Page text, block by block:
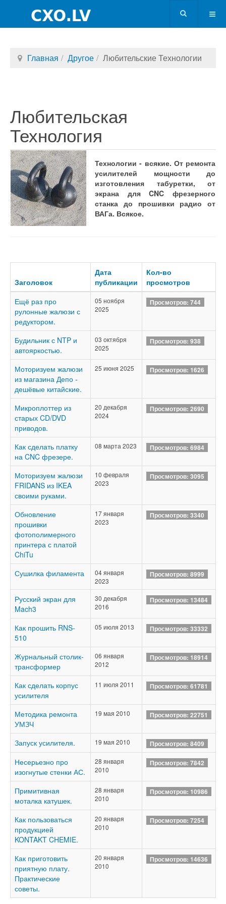
Главная Другое Любительские Технологии
Любительская
Технология
Технологии - всякие. От ремонта
усилителей мощности до
изготовления табуретки, от
экрана для CNC фрезерного
станка до прошивки радио от
ВАГа. Всякое.
Заголовок
Дата
публикации
Кол-во
просмотров
Ещё раз про
рулонные жалюзи с
редуктором.
05 ноября
2025
Просмотров: 744
Будильник с NTP и
автояркостью.
03 октября
2025
Просмотров: 938
Моторизуем жалюзи
из магазина Депо -
дешёвые китайские.
25 июня 2025 Просмотров: 1626
Микроплоттер из
старых CD/DVD
приводов.
20 декабря
2024
Просмотров: 2690
Как сделать платку
на CNC фрезере.
08 марта 2023 Просмотров: 6984
Моторизуем жалюзи
FRIDANS из IKEA
своими руками.
10 февраля
2023
Просмотров: 3095
Обновление
прошивки
фотополимерного
принтера с платой
ChiTu
17 января
2023
Просмотров: 3340
Сушилка филамента
04 января
2023
Просмотров: 8999
Русский экран для
Mach3
30 декабря
2016
Просмотров: 13484
Как прошить RNS-
510
05 июля 2013 Просмотров: 33332
Журнальный столик-
трансформер
06 января
2012
Просмотров: 18914
Как сделать корпус
усилителя
11 июля 2011 Просмотров: 61781
Методика ремонта
УМЗЧ
19 мая 2010 Просмотров: 22751
Запуск усилителя. 19 мая 2010 Просмотров: 8409
Несерьезно про
изогнутые стенки АС.
28 января
2010
Просмотров: 7842
Примитивная
моталка катушек.
28 января
2010
Просмотров: 10986
Как пользоваться
продукцией
KONTAKT CHEMIE.
20 января
2010
Просмотров: 7254
Как приготовить
приятную плату.
Практические
советы.
20 января
2010
Просмотров: 14636